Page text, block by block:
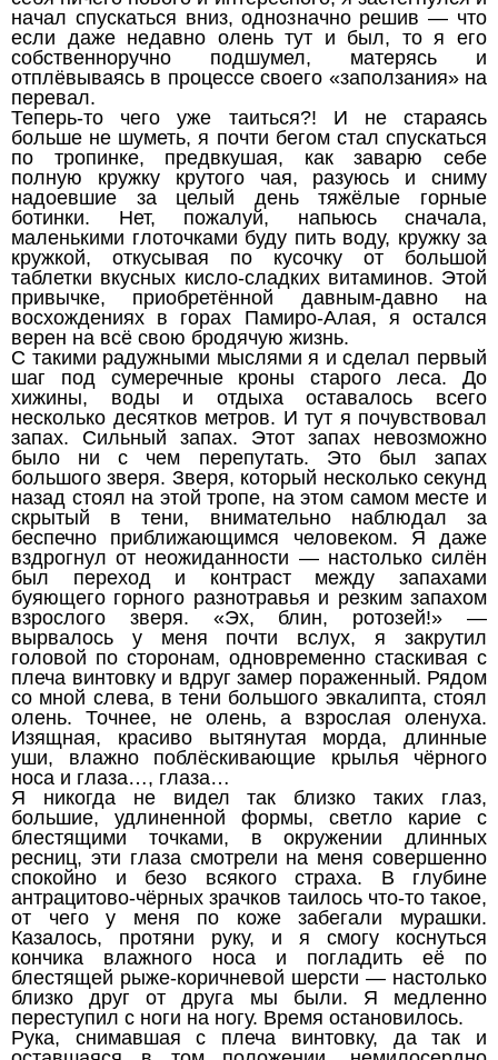
начал спускаться вниз, однозначно решив — что
если даже недавно олень тут и был, то я его
собственноручно подшумел, матерясь и
отплёвываясь в процессе своего «заползания» на
перевал.
Теперь-то чего уже таиться?! И не стараясь
больше не шуметь, я почти бегом стал спускаться
по тропинке, предвкушая, как заварю себе
полную кружку крутого чая, разуюсь и сниму
надоевшие за целый день тяжёлые горные
ботинки. Нет, пожалуй, напьюсь сначала,
маленькими глоточками буду пить воду, кружку за
кружкой, откусывая по кусочку от большой
таблетки вкусных кисло-сладких витаминов. Этой
привычке, приобретённой давным-давно на
восхождениях в горах Памиро-Алая, я остался
верен на всё свою бродячую жизнь.
С такими радужными мыслями я и сделал первый
шаг под сумеречные кроны старого леса. До
хижины, воды и отдыха оставалось всего
несколько десятков метров. И тут я почувствовал
запах. Сильный запах. Этот запах невозможно
было ни с чем перепутать. Это был запах
большого зверя. Зверя, который несколько секунд
назад стоял на этой тропе, на этом самом месте и
скрытый в тени, внимательно наблюдал за
беспечно приближающимся человеком. Я даже
вздрогнул от неожиданности — настолько силён
был переход и контраст между запахами
буяющего горного разнотравья и резким запахом
взрослого зверя. «Эх, блин, ротозей!» —
вырвалось у меня почти вслух, я закрутил
головой по сторонам, одновременно стаскивая с
плеча винтовку и вдруг замер пораженный. Рядом
со мной слева, в тени большого эвкалипта, стоял
олень. Точнее, не олень, а взрослая оленуха.
Изящная, красиво вытянутая морда, длинные
уши, влажно поблёскивающие крылья чёрного
носа и глаза…, глаза…
Я никогда не видел так близко таких глаз,
большие, удлиненной формы, светло карие с
блестящими точками, в окружении длинных
ресниц, эти глаза смотрели на меня совершенно
спокойно и безо всякого страха. В глубине
антрацитово-чёрных зрачков таилось что-то такое,
от чего у меня по коже забегали мурашки.
Казалось, протяни руку, и я смогу коснуться
кончика влажного носа и погладить её по
блестящей рыже-коричневой шерсти — настолько
близко друг от друга мы были. Я медленно
переступил с ноги на ногу. Время остановилось.
Рука, снимавшая с плеча винтовку, да так и